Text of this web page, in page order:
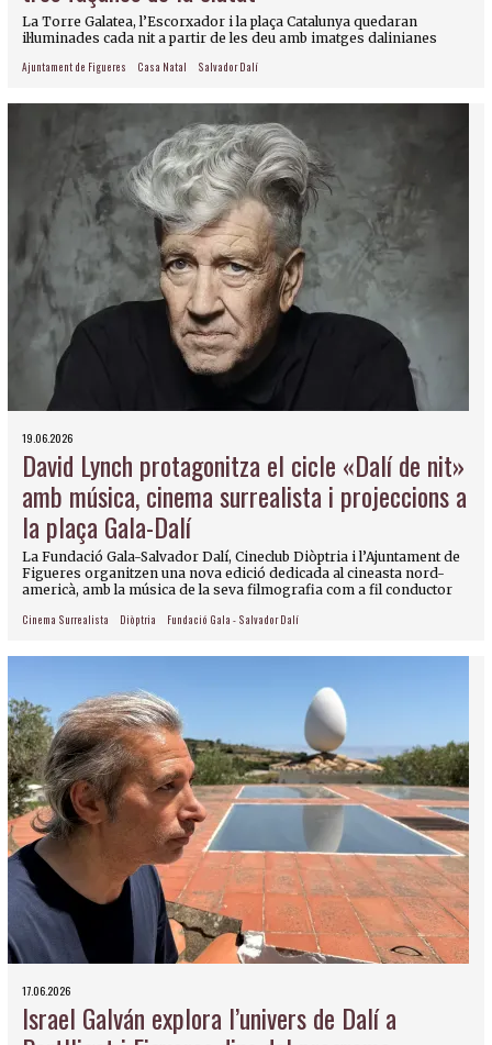
La Torre Galatea, l’Escorxador i la plaça Catalunya quedaran
il·luminades cada nit a partir de les deu amb imatges dalinianes
Ajuntament de Figueres Casa Natal Salvador Dalí
19.06.2026
David Lynch protagonitza el cicle «Dalí de nit»
amb música, cinema surrealista i projeccions a
la plaça Gala-Dalí
La Fundació Gala-Salvador Dalí, Cineclub Diòptria i l’Ajuntament de
Figueres organitzen una nova edició dedicada al cineasta nord-
americà, amb la música de la seva filmografia com a fil conductor
Cinema Surrealista Diòptria Fundació Gala - Salvador Dalí
17.06.2026
Israel Galván explora l’univers de Dalí a